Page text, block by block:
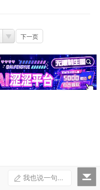
下一页
我也说一句...